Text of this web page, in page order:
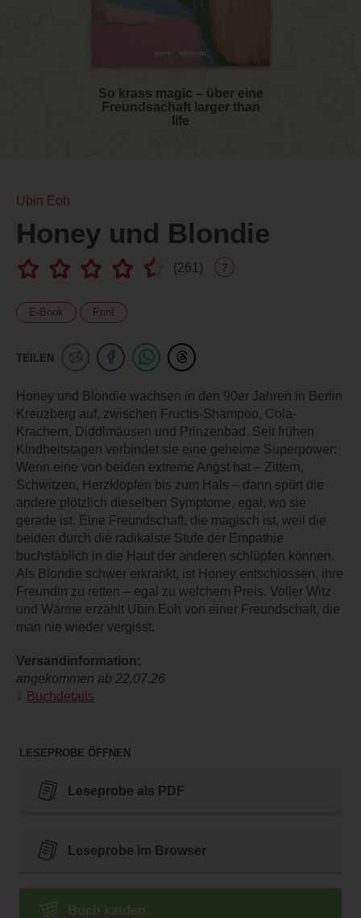
So krass magic – über eine
Freundsachaft larger than
life
Ubin Eoh
Honey und Blondie
(261 ) ?
E-Book Print
TEILEN
Honey und Blondie wachsen in den 90er Jahren in Berlin
Kreuzberg auf, zwischen Fructis-Shampoo, Cola-
Krachern, Diddlmäusen und Prinzenbad. Seit frühen
Kindheitstagen verbindet sie eine geheime Superpower:
Wenn eine von beiden extreme Angst hat – Zittern,
Schwitzen, Herzklopfen bis zum Hals – dann spürt die
andere plötzlich dieselben Symptome, egal, wo sie
gerade ist. Eine Freundschaft, die magisch ist, weil die
beiden durch die radikalste Stufe der Empathie
buchstäblich in die Haut der anderen schlüpfen können.
Als Blondie schwer erkrankt, ist Honey entschlossen, ihre
Freundin zu retten – egal zu welchem Preis. Voller Witz
und Wärme erzählt Ubin Eoh von einer Freundschaft, die
man nie wieder vergisst.
Versandinformation:
angekommen ab 22.07.26
Buchdetails
LESEPROBE ÖFFNEN
Leseprobe als PDF
Leseprobe im Browser
Buch kaufen